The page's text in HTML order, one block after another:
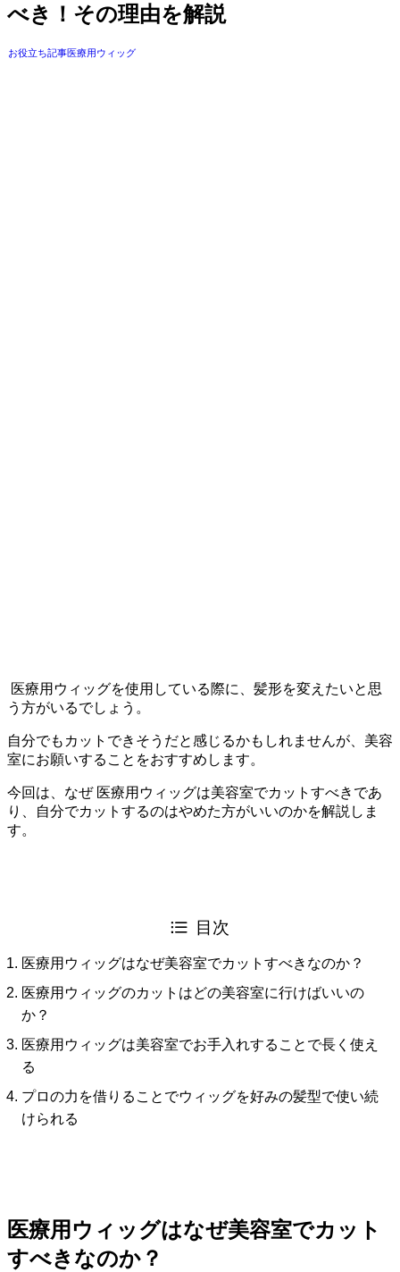
べき！その理由を解説
お役立ち記事医療用ウィッグ
医療用ウィッグを使用している際に、髪形を変えたいと思
う方がいるでしょう。
自分でもカットできそうだと感じるかもしれませんが、美容
室にお願いすることをおすすめします。
今回は、なぜ 医療用ウィッグは美容室でカットすべきであ
り、自分でカットするのはやめた方がいいのかを解説しま
す。
目次
医療用ウィッグはなぜ美容室でカットすべきなのか？
医療用ウィッグのカットはどの美容室に行けばいいの
か？
医療用ウィッグは美容室でお手入れすることで長く使え
る
プロの力を借りることでウィッグを好みの髪型で使い続
けられる
医療用ウィッグはなぜ美容室でカット
すべきなのか？